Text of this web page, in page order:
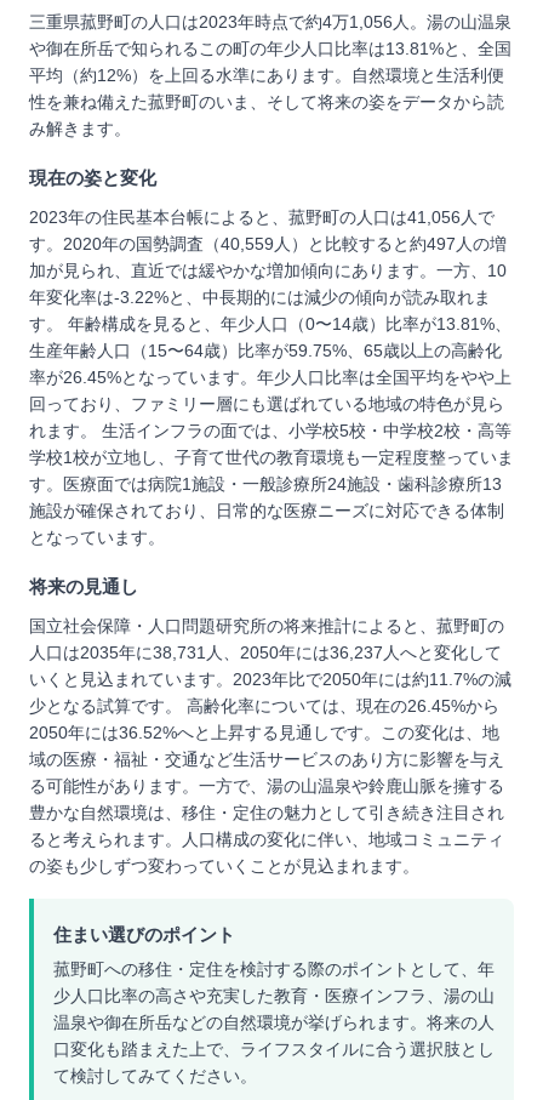
三重県菰野町の人口は2023年時点で約4万1,056人。湯の山温泉
や御在所岳で知られるこの町の年少人口比率は13.81%と、全国
平均（約12%）を上回る水準にあります。自然環境と生活利便
性を兼ね備えた菰野町のいま、そして将来の姿をデータから読
み解きます。
現在の姿と変化
2023年の住民基本台帳によると、菰野町の人口は41,056人で
す。2020年の国勢調査（40,559人）と比較すると約497人の増
加が見られ、直近では緩やかな増加傾向にあります。一方、10
年変化率は-3.22%と、中長期的には減少の傾向が読み取れま
す。 年齢構成を見ると、年少人口（0〜14歳）比率が13.81%、
生産年齢人口（15〜64歳）比率が59.75%、65歳以上の高齢化
率が26.45%となっています。年少人口比率は全国平均をやや上
回っており、ファミリー層にも選ばれている地域の特色が見ら
れます。 生活インフラの面では、小学校5校・中学校2校・高等
学校1校が立地し、子育て世代の教育環境も一定程度整っていま
す。医療面では病院1施設・一般診療所24施設・歯科診療所13
施設が確保されており、日常的な医療ニーズに対応できる体制
となっています。
将来の見通し
国立社会保障・人口問題研究所の将来推計によると、菰野町の
人口は2035年に38,731人、2050年には36,237人へと変化して
いくと見込まれています。2023年比で2050年には約11.7%の減
少となる試算です。 高齢化率については、現在の26.45%から
2050年には36.52%へと上昇する見通しです。この変化は、地
域の医療・福祉・交通など生活サービスのあり方に影響を与え
る可能性があります。一方で、湯の山温泉や鈴鹿山脈を擁する
豊かな自然環境は、移住・定住の魅力として引き続き注目され
ると考えられます。人口構成の変化に伴い、地域コミュニティ
の姿も少しずつ変わっていくことが見込まれます。
住まい選びのポイント
菰野町への移住・定住を検討する際のポイントとして、年
少人口比率の高さや充実した教育・医療インフラ、湯の山
温泉や御在所岳などの自然環境が挙げられます。将来の人
口変化も踏まえた上で、ライフスタイルに合う選択肢とし
て検討してみてください。